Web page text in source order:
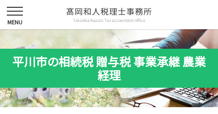
平川市の相続税 贈与税 事業承継 農業
経理